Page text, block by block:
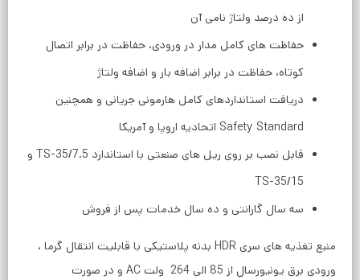
از ده درصد ولتاژ نامی آن
حفاظت های کامل مدار در ورودی، حفاظت در برابر اتصال
کوتاه، حفاظت در برابر اضافه بار و اضافه ولتاژ
دریافت استانداردهای کامل هارمونی جریانی و همچنین
Safety Standard اتحادیه اروپا و آمریکا
قابل نصب بر روی ریل های صنعتی با استاندارد TS-35/7.5 و
TS-35/15
سه سال گارانتی و ده سال خدمات پس از فروش
منبع تغذیه های سری HDR بدنه پلاستیکی با قابلیت انتقال گرما ،
ورودی برق یونیورسال از 85 الی 264 ولت AC و در صورت